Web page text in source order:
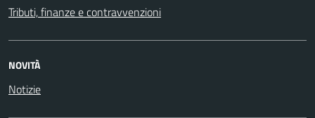
Tributi, finanze e contravvenzioni
NOVITÀ
Notizie